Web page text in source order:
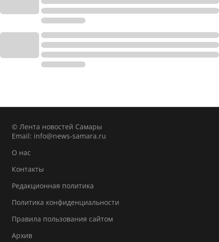
© Лента новостей Самары
Email: info@news-samara.ru
О нас
Контакты
Редакционная политика
Политика конфиденциальности
Правила пользования сайтом
Архив